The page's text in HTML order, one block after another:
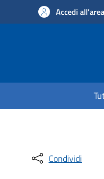
Accedi
Condividi